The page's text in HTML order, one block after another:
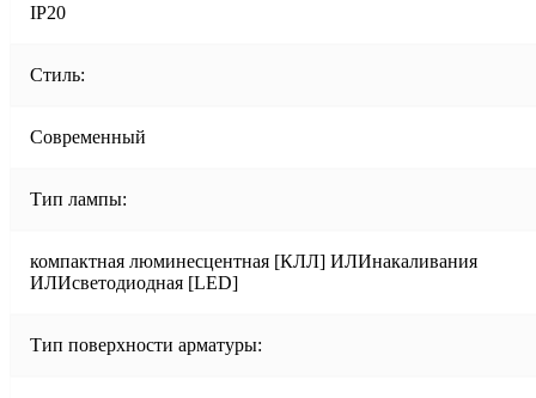
IP20
Стиль:
Современный
Тип лампы:
компактная люминесцентная [КЛЛ] ИЛИнакаливания
ИЛИсветодиодная [LED]
Тип поверхности арматуры: